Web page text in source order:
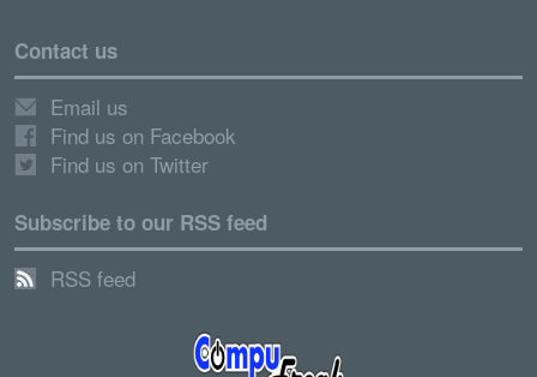
Contact us
Email us
Find us on Facebook
Find us on Twitter
Subscribe to our RSS feed
RSS feed